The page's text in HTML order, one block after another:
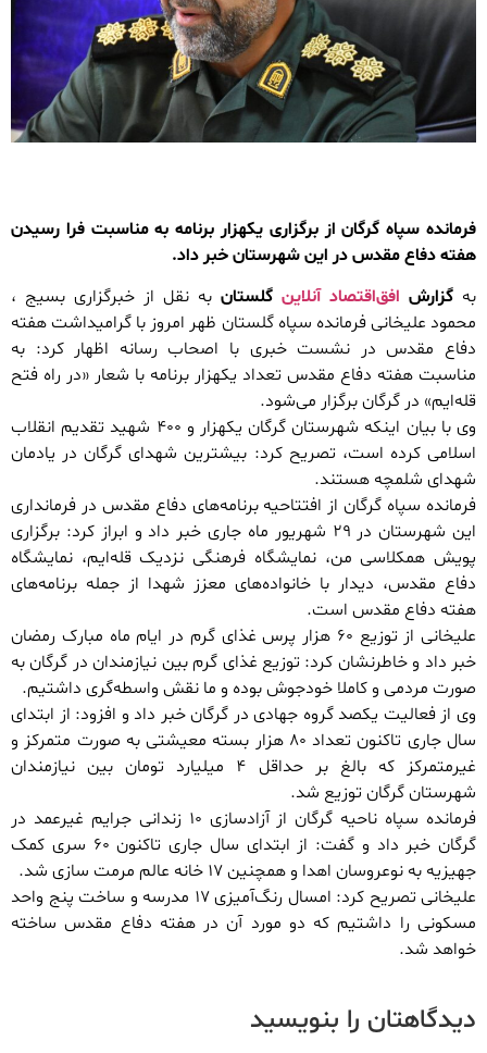
فرمانده سپاه گرگان از برگزاری یکهزار برنامه به مناسبت فرا رسیدن
هفته دفاع مقدس در این شهرستان خبر داد.
به گزارش افق‌اقتصاد آنلاین گلستان به نقل از خبرگزاری بسیج ،
محمود علیخانی فرمانده سپاه گلستان ظهر امروز با گرامیداشت هفته
دفاع مقدس در نشست خبری با اصحاب رسانه اظهار کرد: به
مناسبت هفته دفاع مقدس تعداد یکهزار برنامه با شعار «در راه فتح
قله‌ایم» در گرگان برگزار می‌شود.
وی با بیان اینکه شهرستان گرگان یکهزار و ۴٠٠ شهید تقدیم انقلاب
اسلامی کرده است، تصریح کرد: بیشترین شهدای گرگان در یادمان
شهدای شلمچه هستند.
فرمانده سپاه گرگان از افتتاحیه برنامه‌های دفاع مقدس در فرمانداری
این شهرستان در ٢٩ شهریور ماه جاری خبر داد و ابراز کرد: برگزاری
پویش همکلاسی من، نمایشگاه فرهنگی نزدیک قله‌ایم، نمایشگاه
دفاع مقدس، دیدار با خانواده‌های معزز شهدا از جمله برنامه‌های
هفته دفاع مقدس است.
علیخانی از توزیع ۶٠ هزار پرس غذای گرم در ایام ماه مبارک رمضان
خبر داد و خاطرنشان کرد: توزیع غذای گرم بین نیازمندان در گرگان به
صورت مردمی و کاملا خودجوش بوده و ما نقش واسطه‌گری داشتیم.
وی از فعالیت یکصد گروه جهادی در گرگان خبر داد و افزود: از ابتدای
سال جاری تاکنون تعداد ٨٠ هزار بسته معیشتی به صورت متمرکز و
غیرمتمرکز که بالغ بر حداقل ۴ میلیارد تومان بین نیازمندان
شهرستان گرگان توزیع شد.
فرمانده سپاه ناحیه گرگان از آزادسازی ١٠ زندانی جرایم غیرعمد در
گرگان خبر داد و گفت: از ابتدای سال جاری تاکنون ۶٠ سری کمک
جهیزیه به نوعروسان اهدا و همچنین ١٧ خانه عالم مرمت سازی شد.
علیخانی تصریح کرد: امسال رنگ‌آمیزی ١٧ مدرسه و ساخت پنج واحد
مسکونی را داشتیم که دو مورد آن در هفته دفاع مقدس ساخته
خواهد شد.
دیدگاهتان را بنویسید